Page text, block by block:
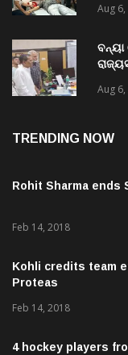
Aug
ବନ୍ୟା
Aug
TRENDING NOW
Rohit Sharma ends
Feb 14, 2018
Kohli credits team
Proteas
Feb 14, 2018
4 hockey players